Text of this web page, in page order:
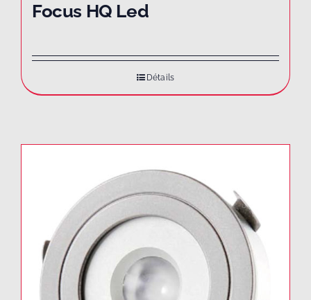
Focus HQ Led
Détails